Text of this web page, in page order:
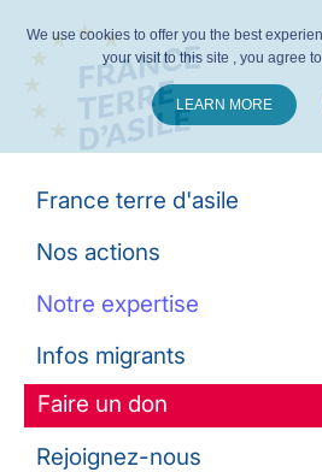
France terre d'asile
Nos actions
Notre expertise
Infos migrants
Faire un don
Rejoignez-nous
We use cookies to offer you the best
your visit to this site , you agree
LEARN MORE